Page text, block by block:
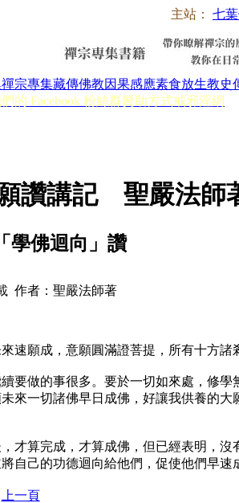
主站： 七
禪宗專集藏傳佛教因果感應素食放生教史
的 Facebook 粉絲群贊助方式戒邪淫網
讚講記 聖嚴法師
「學佛迴向」讚
作者：聖嚴法師著
願成，意願圓滿證菩提，所有十方諸
做的事很多。要於一切如來處，修學
來一切諸佛早日成佛，好讓我供養的
算完成，才算成佛，但已經表明，沒
自己的功德迴向給他們，促使他們早
上一頁